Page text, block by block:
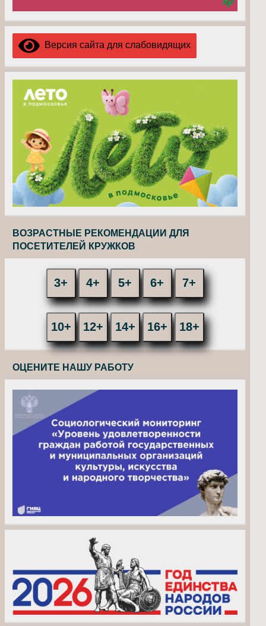
Версия сайта для слабовидящих
ВОЗРАСТНЫЕ РЕКОМЕНДАЦИИ ДЛЯ
ПОСЕТИТЕЛЕЙ КРУЖКОВ
3+ 4+ 5+ 6+ 7+
10+ 12+ 14+ 16+ 18+
ОЦЕНИТЕ НАШУ РАБОТУ